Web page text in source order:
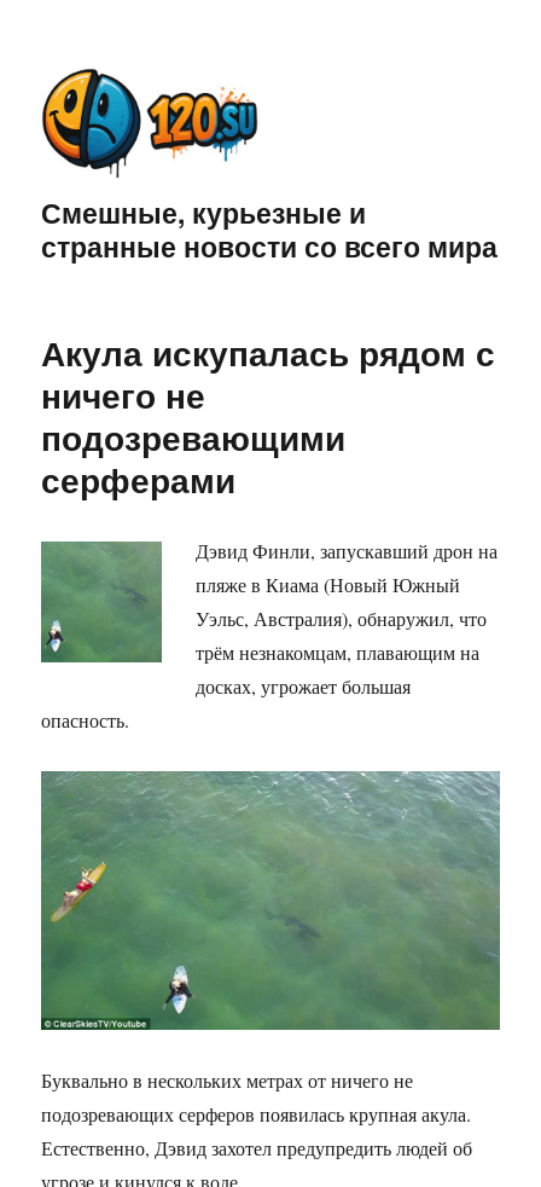
Смешные, курьезные и
странные новости со всего мира
Акула искупалась рядом с
ничего не
подозревающими
серферами
Дэвид Финли, запускавший дрон на
пляже в Киама (Новый Южный
Уэльс, Австралия), обнаружил, что
трём незнакомцам, плавающим на
досках, угрожает большая
опасность.
Буквально в нескольких метрах от ничего не
подозревающих серферов появилась крупная акула.
Естественно, Дэвид захотел предупредить людей об
угрозе и кинулся к воде.